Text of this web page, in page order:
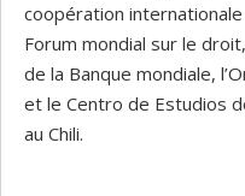
coopération
Forum mondial sur le
de la Banque mondiale,
et le Centro de Estudios
au Chili.